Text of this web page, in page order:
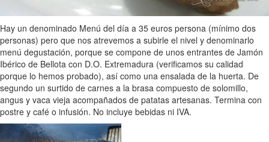
Hay un denominado Menú del día a 35 euros persona (mínimo dos
personas) pero que nos atrevemos a subirle el nivel y denominarlo
menú degustación, porque se compone de unos entrantes de Jamón
Ibérico de Bellota con D.O. Extremadura (verificamos su calidad
porque lo hemos probado), así como una ensalada de la huerta. De
segundo un surtido de carnes a la brasa compuesto de solomillo,
angus y vaca vieja acompañados de patatas artesanas. Termina con
postre y café o infusión. No incluye bebidas ni IVA.